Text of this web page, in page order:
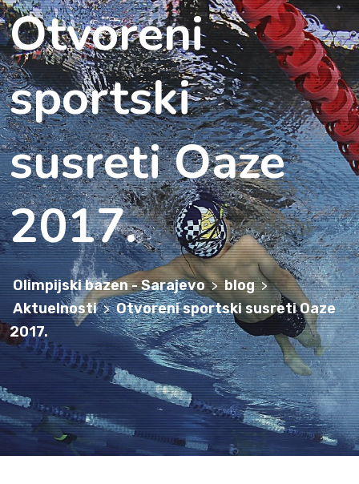
Otvoreni
sportski
susreti Oaze
2017.
Olimpijski bazen - Sarajevo > blog >
Aktuelnosti > Otvoreni sportski susreti Oaze
2017.